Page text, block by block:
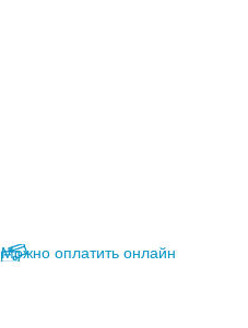
Можно оплатить онлайн